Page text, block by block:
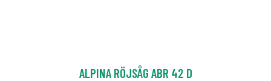
ALPINA RÖJSÅG ABR 42 D